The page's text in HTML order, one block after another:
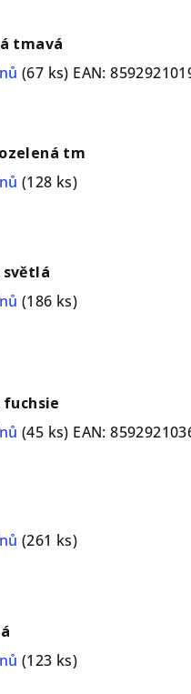
tmavá
(67 ks) EAN:
tm
(128 ks)
světlá
(186 ks)
fuchsie
(45 ks) EAN:
(261 ks)
(123 ks)